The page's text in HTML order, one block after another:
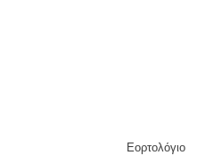
Εορτολόγιο